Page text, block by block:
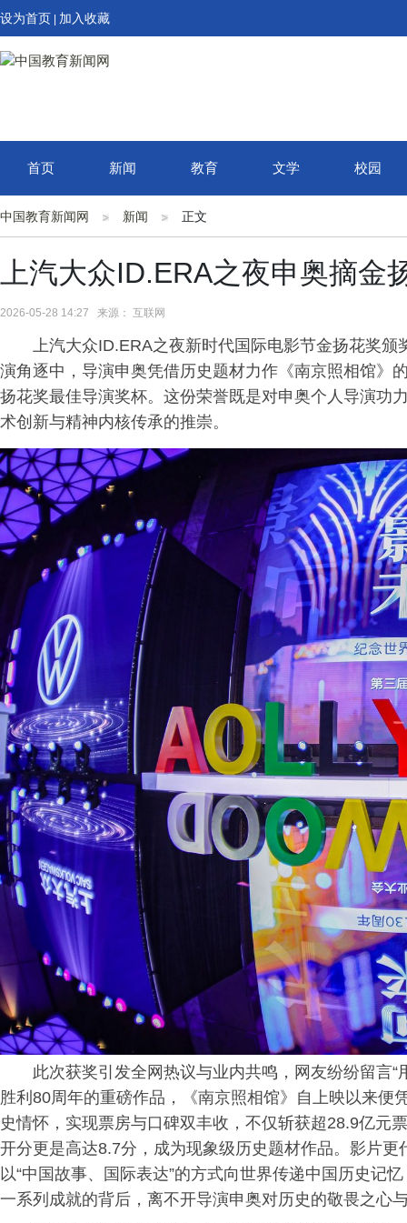
设为首页 加入收藏
首页 新闻 教育 文学 校园
中国教育新闻网 新闻 正文
上汽大众ID.ERA之夜申奥摘金
2026-05-28 14:27 来源： 互联网
上汽大众ID.ERA之夜新时代国际电影节金扬花奖
演角逐中，导演申奥凭借历史题材力作《南京照相馆》
扬花奖最佳导演奖杯。这份荣誉既是对申奥个人导演功
术创新与精神内核传承的推崇。
此次获奖引发全网热议与业内共鸣，网友纷纷留言
胜利80周年的重磅作品，《南京照相馆》自上映以来
史情怀，实现票房与口碑双丰收，不仅斩获超28.9亿元
开分更是高达8.7分，成为现象级历史题材作品。影片
以“中国故事、国际表达”的方式向世界传递中国历史记
一系列成就的背后，离不开导演申奥对历史的敬畏之心